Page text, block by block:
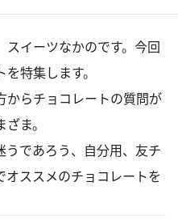
イーツなかのです。今回
特集します。
らチョコレートの質問が
ま。
であろう、自分用、友チ
オススメのチョコレートを